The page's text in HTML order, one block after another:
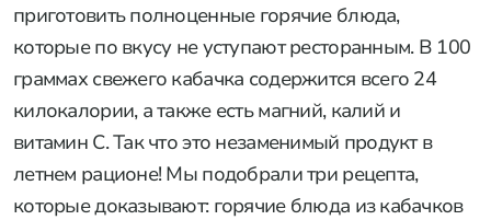
приготовить полноценные горячие блюда,
которые по вкусу не уступают ресторанным. В 100
граммах свежего кабачка содержится всего 24
килокалории, а также есть магний, калий и
витамин С. Так что это незаменимый продукт в
летнем рационе! Мы подобрали три рецепта,
которые доказывают: горячие блюда из кабачков